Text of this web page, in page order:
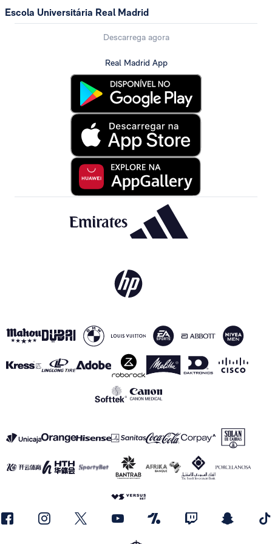
Escola Universitária Real Madrid
Descarrega agora
Real Madrid App